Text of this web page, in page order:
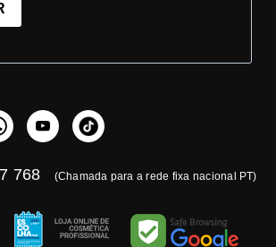
768 (Chamada para a rede fixa nacional PT)